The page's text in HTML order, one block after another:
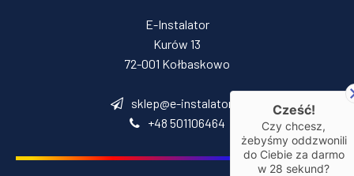
E-Instalator
Kurów 13
72-001 Kołbaskowo
sklep@e-instalator.pl
+48 501106464
Cześć!
Czy chcesz,
żebyśmy oddzwonili
do Ciebie za darmo
w 28 sekund?